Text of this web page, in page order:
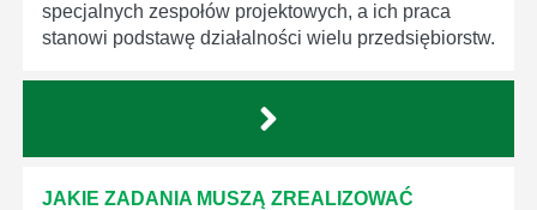
specjalnych zespołów projektowych, a ich praca
stanowi podstawę działalności wielu przedsiębiorstw.
JAKIE ZADANIA MUSZĄ ZREALIZOWAĆ